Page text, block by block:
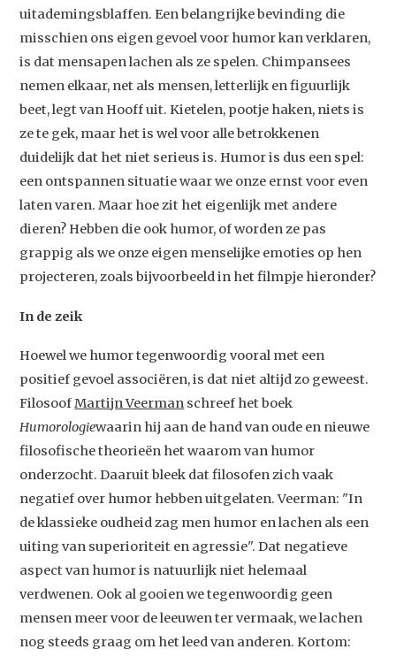
uitademingsblaffen. Een belangrijke bevinding die
misschien ons eigen gevoel voor humor kan verklaren,
is dat mensapen lachen als ze spelen. Chimpansees
nemen elkaar, net als mensen, letterlijk en figuurlijk
beet, legt van Hooff uit. Kietelen, pootje haken, niets is
ze te gek, maar het is wel voor alle betrokkenen
duidelijk dat het niet serieus is. Humor is dus een spel:
een ontspannen situatie waar we onze ernst voor even
laten varen. Maar hoe zit het eigenlijk met andere
dieren? Hebben die ook humor, of worden ze pas
grappig als we onze eigen menselijke emoties op hen
projecteren, zoals bijvoorbeeld in het filmpje hieronder?
In de zeik
Hoewel we humor tegenwoordig vooral met een
positief gevoel associëren, is dat niet altijd zo geweest.
FilosoofMartijn Veerman schreef het boek
Humorologiewaarin hij aan de hand van oude en nieuwe
filosofische theorieën het waarom van humor
onderzocht. Daaruit bleek dat filosofen zich vaak
negatief over humor hebben uitgelaten. Veerman: "In
de klassieke oudheid zag men humor en lachen als een
uiting van superioriteit en agressie". Dat negatieve
aspect van humor is natuurlijk niet helemaal
verdwenen. Ook al gooien we tegenwoordig geen
mensen meer voor de leeuwen ter vermaak, we lachen
nog steeds graag om het leed van anderen. Kortom: